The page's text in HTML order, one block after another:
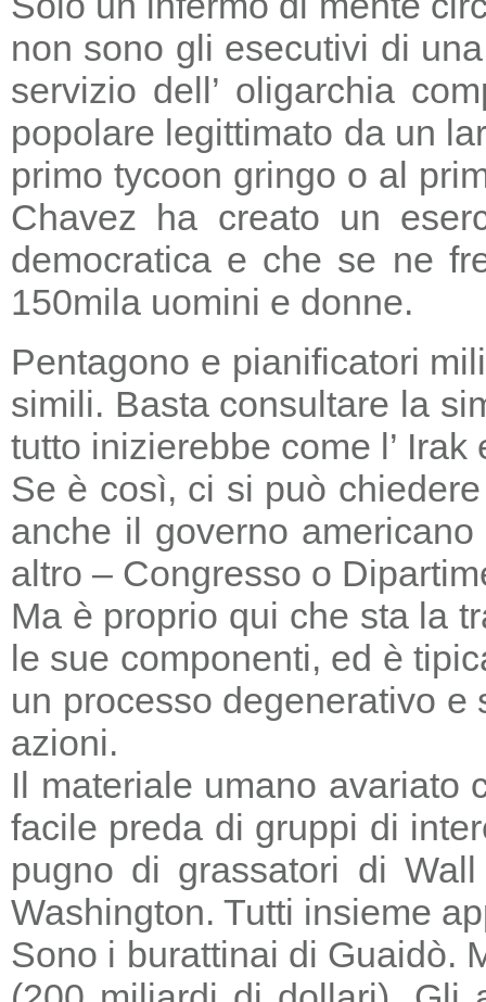
non sono gli esecutivi di
servizio dell’ oligarchia
popolare legittimato da un
primo tycoon gringo o al
Chavez ha creato un
democratica e che se ne
150mila uomini e donne.
Pentagono e pianificatori
simili. Basta consultare la
tutto inizierebbe come l’
Se è così, ci si può
anche il governo
altro – Congresso o
Ma è proprio qui che sta la
le sue componenti, ed è
un processo degenerativo
azioni.
Il materiale umano avariato
facile preda di gruppi di
pugno di grassatori di
Washington. Tutti insieme
Sono i burattinai di Guaidò.